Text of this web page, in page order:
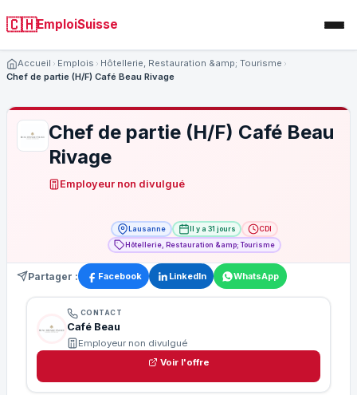
🇨🇭EmploiSuisse
Accueil Emplois
Hôtellerie, Restauration &amp; Tourisme
Chef de partie (H/F) Café Beau Rivage
Chef de partie (H/F) Café Beau
Rivage
Employeur non divulgué
Lausanne Il y a 31 jours
CDI
Hôtellerie, Restauration &amp; Tourisme
Partager : Facebook LinkedIn WhatsApp
CONTACT
Café Beau
Employeur non divulgué
Voir l'offre